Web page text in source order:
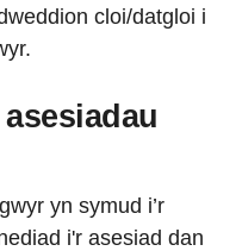
cloi/datgloi i
yn symud i’r
i'r asesiad dan